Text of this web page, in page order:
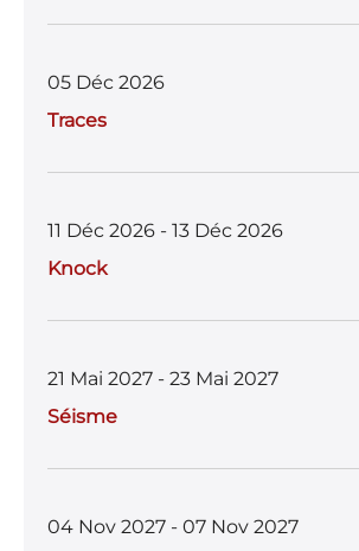
05 Déc 2026
Traces
11 Déc 2026 - 13 Déc 2026
Knock
21 Mai 2027 - 23 Mai 2027
Séisme
04 Nov 2027 - 07 Nov 2027